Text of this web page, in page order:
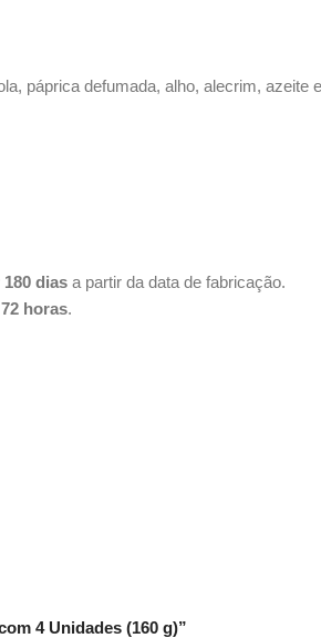
páprica defumada, alho, alecrim, azeite
180 dias a partir da data de fabricação.
horas.
4 Unidades (160 g)”